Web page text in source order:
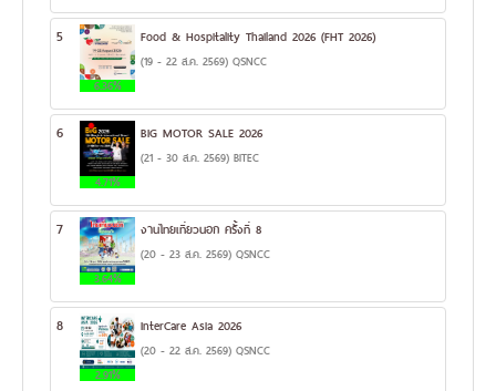
5
6.36%
Food & Hospitality Thailand 2026 (FHT 2026)
(19 - 22 ส.ค. 2569) QSNCC
6
4.71%
BIG MOTOR SALE 2026
(21 - 30 ส.ค. 2569) BITEC
7
3.64%
งานไทยเที่ยวนอก ครั้งที่ 8
(20 - 23 ส.ค. 2569) QSNCC
8
2.91%
InterCare Asia 2026
(20 - 22 ส.ค. 2569) QSNCC